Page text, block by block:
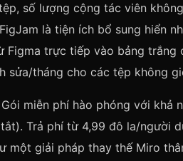
số lượng cộng tác viên
là tiện ích bổ sung hiển
Figma trực tiếp vào bảng
sửa/tháng cho các tệp không
miễn phí hào phóng với khả
Trả phí từ 4,99 đô la/người
một giải pháp thay thế Miro